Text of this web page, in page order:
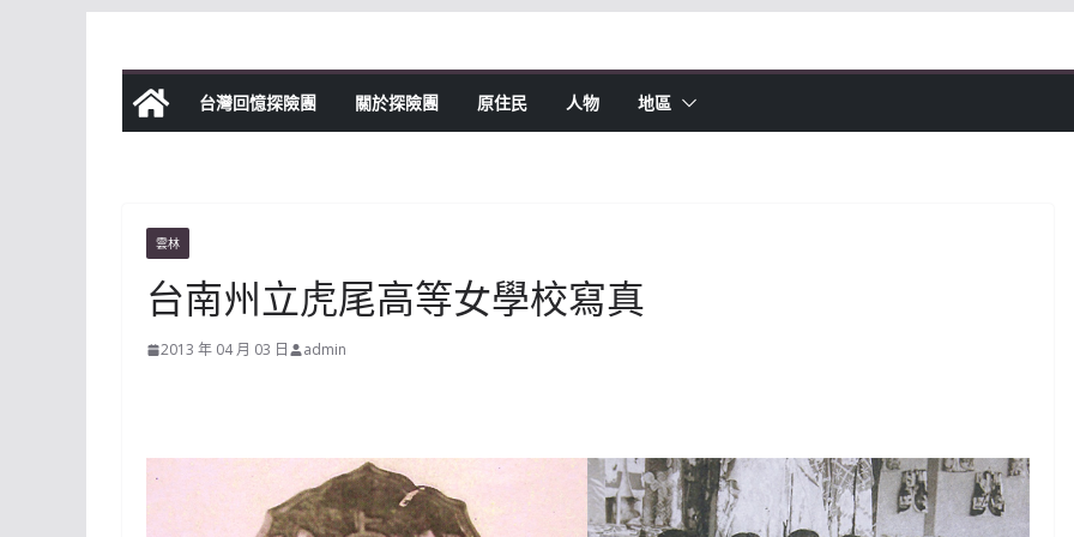
content
台灣回憶探險團 關於探險團 原住民 人物 地區
雲林
台南州立虎尾高等女學校寫真
2013 年 04 月 03 日 admin